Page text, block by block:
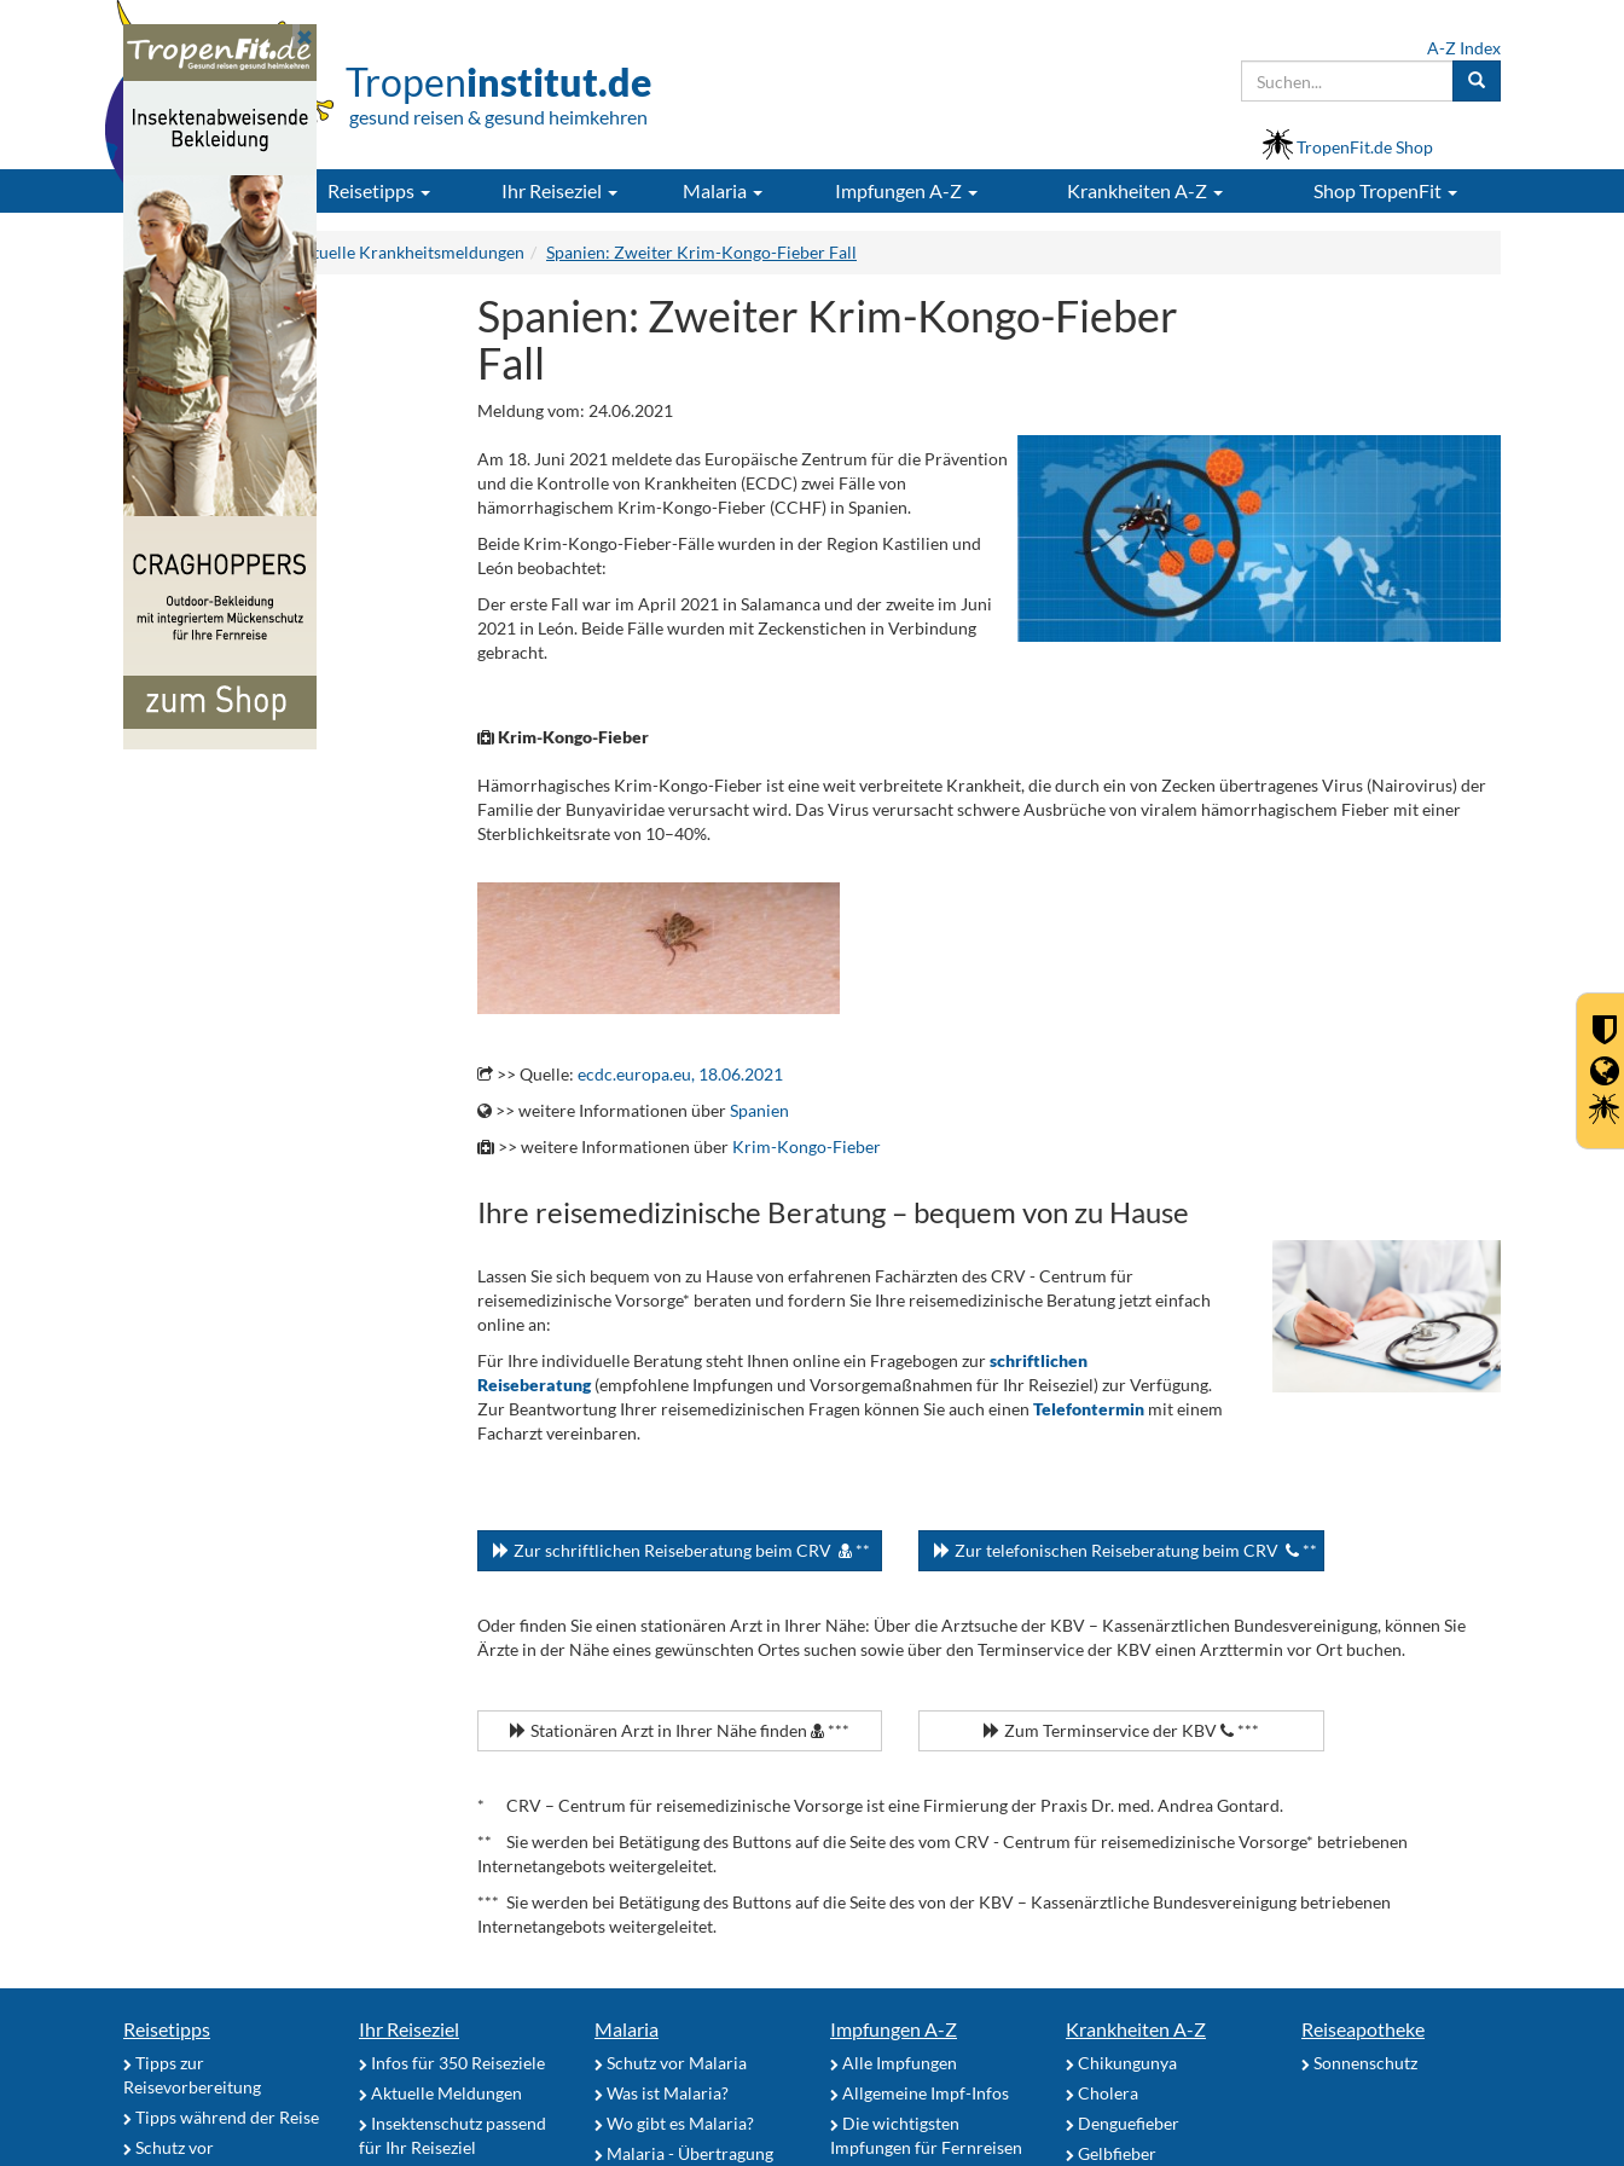
Tropeninstitut.de
gesund reisen & gesund heimkehren
A-Z Index
TropenFit.de Shop
Reisetipps Ihr Reiseziel Malaria Impfungen A-Z Krankheiten A-Z ShopTropenFit
Tropeninstitut.de Aktuelle Krankheitsmeldungen Spanien: Zweiter Krim-Kongo-Fieber Fall
Spanien: Zweiter Krim-Kongo-Fieber
Fall
Meldung vom: 24.06.2021
Am 18. Juni 2021 meldete das Europäische Zentrum für die Prävention
und die Kontrolle von Krankheiten (ECDC) zwei Fälle von
hämorrhagischem Krim-Kongo-Fieber (CCHF) in Spanien.
Beide Krim-Kongo-Fieber-Fälle wurden in der Region Kastilien und
León beobachtet:
Der erste Fall war im April 2021 in Salamanca und der zweite im Juni
2021 in León. Beide Fälle wurden mit Zeckenstichen in Verbindung
gebracht.
Krim-Kongo-Fieber
Hämorrhagisches Krim-Kongo-Fieber ist eine weit verbreitete Krankheit, die durch ein von Zecken übertragenes Virus (Nairovirus) der
Familie der Bunyaviridae verursacht wird. Das Virus verursacht schwere Ausbrüche von viralem hämorrhagischem Fieber mit einer
Sterblichkeitsrate von 10–40%.
>> Quelle: ecdc.europa.eu, 18.06.2021
>> weitere Informationen überSpanien
>> weitere Informationen über Krim-Kongo-Fieber
Ihre reisemedizinische Beratung – bequem von zu Hause
Lassen Sie sich bequem von zu Hause von erfahrenen Fachärzten des CRV - Centrum für
reisemedizinische Vorsorge* beraten und fordern Sie Ihre reisemedizinische Beratung jetzt einfach
online an:
Für Ihre individuelle Beratung steht Ihnen online ein Fragebogen zurschriftlichen
Reiseberatung(empfohlene Impfungen und Vorsorgemaßnahmen für Ihr Reiseziel) zur Verfügung.
Zur Beantwortung Ihrer reisemedizinischen Fragen können Sie auch einen Telefonterminmit einem
Facharzt vereinbaren.
Zur schriftlichen Reiseberatung beim CRV ** Zur telefonischen Reiseberatung beim CRV **
Oder finden Sie einen stationären Arzt in Ihrer Nähe: Über die Arztsuche der KBV – Kassenärztlichen Bundesvereinigung, können Sie
Ärzte in der Nähe eines gewünschten Ortes suchen sowie über den Terminservice der KBV einen Arzttermin vor Ort buchen.
Stationären Arzt in Ihrer Nähe finden *** Zum Terminservice der KBV ***
* CRV – Centrum für reisemedizinische Vorsorge ist eine Firmierung der Praxis Dr. med. Andrea Gontard.
** Sie werden bei Betätigung des Buttons auf die Seite des vom CRV - Centrum für reisemedizinische Vorsorge* betriebenen
Internetangebots weitergeleitet.
*** Sie werden bei Betätigung des Buttons auf die Seite des von der KBV – Kassenärztliche Bundesvereinigung betriebenen
Internetangebots weitergeleitet.
Reisetipps
Tipps zur
Reisevorbereitung
Tipps während der Reise
Schutz vor
Ihr Reiseziel
Infos für 350 Reiseziele
Aktuelle Meldungen
Insektenschutz passend
für Ihr Reiseziel
Malaria
Schutz vor Malaria
Was ist Malaria?
Wo gibt es Malaria?
Malaria - Übertragung
Impfungen A-Z
Alle Impfungen
Allgemeine Impf-Infos
Die wichtigsten
Impfungen für Fernreisen
Krankheiten A-Z
Chikungunya
Cholera
Denguefieber
Gelbfieber
Reiseapotheke
Sonnenschutz